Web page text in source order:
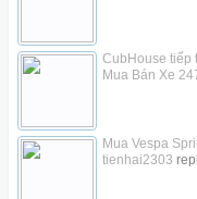
CubHouse tiếp
Mua Bán Xe
Mua Vespa
tienhai2303